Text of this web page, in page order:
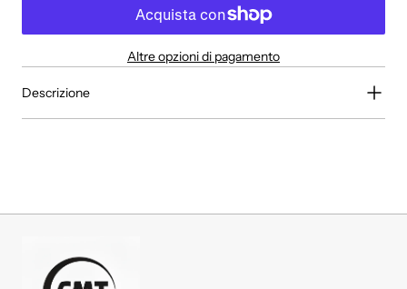
Altre opzioni di pagamento
Descrizione